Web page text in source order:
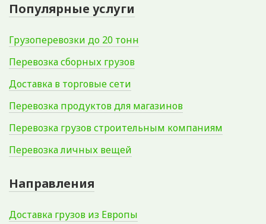
Популярные услуги
Грузоперевозки до 20 тонн
Перевозка сборных грузов
Доставка в торговые сети
Перевозка продуктов для магазинов
Перевозка грузов строительным компаниям
Перевозка личных вещей
Направления
Доставка грузов из Европы